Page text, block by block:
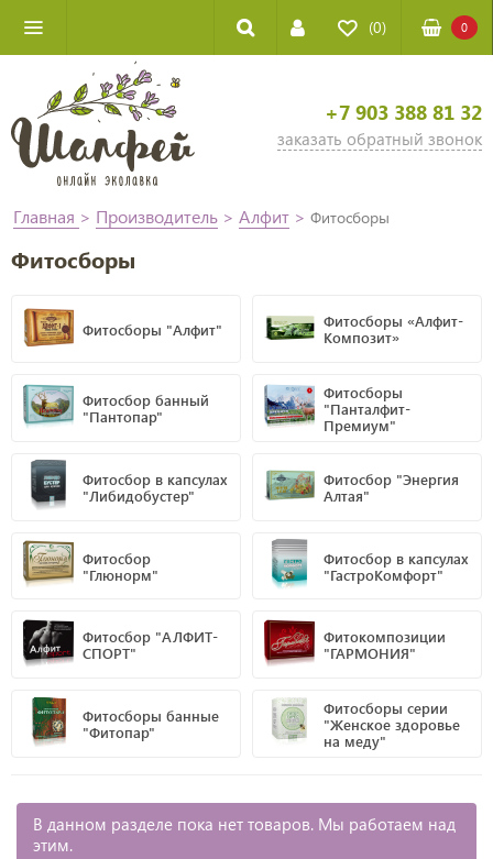
(0) 0
+7 903 388 81 32
заказать обратный звонок
Главная > Производитель > Алфит > Фитосборы
Фитосборы
Фитосборы "Алфит"
Фитосборы «Алфит-
Композит»
Фитосбор банный
"Пантопар"
Фитосборы
"Панталфит-
Премиум"
Фитосбор в капсулах
"Либидобустер"
Фитосбор "Энергия
Алтая"
Фитосбор
"Глюнорм"
Фитосбор в капсулах
"ГастроКомфорт"
Фитосбор "АЛФИТ-
СПОРТ"
Фитокомпозиции
"ГАРМОНИЯ"
Фитосборы банные
"Фитопар"
Фитосборы серии
"Женское здоровье
на меду"
В данном разделе пока нет товаров. Мы работаем над
этим.